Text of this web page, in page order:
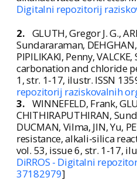
Digitalni repozitorij
2. GLUTH, Gregor J. G.,
Sundararaman,
PIPILIKAKI, Penny,
carbonation and chloride
1, str. 1-17, ilustr. ISSN
repozitorij raziskovalnih
3. WINNEFELD, Frank,
CHITHIRAPUTHIRAN,
DUCMAN, Vilma, JIN, Yu,
resistance, alkali-silica
vol. 53, issue 6, str. 1-17,
DiRROS - Digitalni
37182979]